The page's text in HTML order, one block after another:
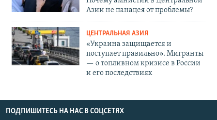
Азии не панацея от проблемы?
ЦЕНТРАЛЬНАЯ АЗИЯ
«Украина защищается и
поступает правильно». Мигранты
— о топливном кризисе в России
и его последствиях
ПОДПИШИТЕСЬ НА НАС В СОЦСЕТЯХ